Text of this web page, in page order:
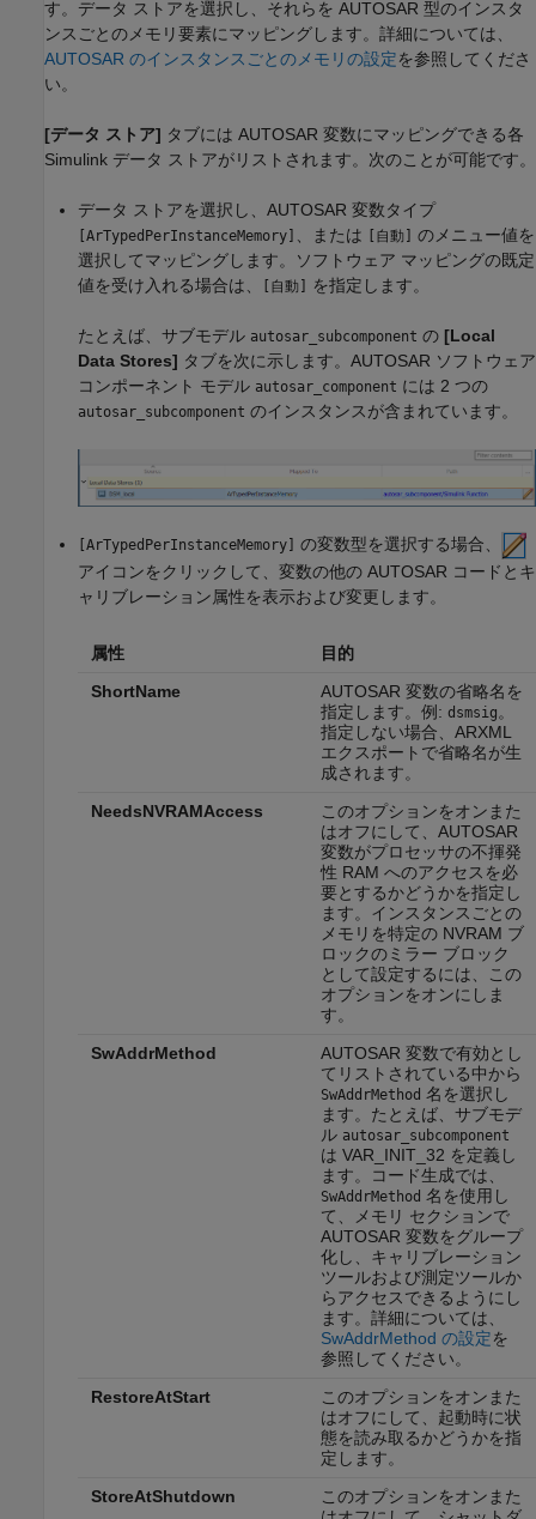
す。データ ストアを選択し、それらを AUTOSAR 型のインスタ
ンスごとのメモリ要素にマッピングします。詳細については、
AUTOSAR のインスタンスごとのメモリの設定を参照してくださ
い。
[データ ストア] タブには AUTOSAR 変数にマッピングできる各
Simulink データ ストアがリストされます。次のことが可能です。
データ ストアを選択し、AUTOSAR 変数タイプ
[ArTypedPerInstanceMemory] 、または [自動] のメニュー値を
選択してマッピングします。ソフトウェア マッピングの既定
値を受け入れる場合は、
[自動] を指定します。
たとえば、サブモデル autosar_subcomponent の [Local
Data Stores] タブを次に示します。AUTOSAR ソフトウェア
コンポーネント モデル autosar_component には 2 つの
autosar_subcomponent のインスタンスが含まれています。
[ArTypedPerInstanceMemory]
の変数型を選択する場合、
アイコンをクリックして、変数の他の AUTOSAR コードとキ
ャリブレーション属性を表示および変更します。
属性
目的
ShortName
AUTOSAR 変数の省略名を
指定します。例: dsmsig。
指定しない場合、ARXML
エクスポートで省略名が生
成されます。
NeedsNVRAMAccess
このオプションをオンまた
はオフにして、AUTOSAR
変数がプロセッサの不揮発
性 RAM へのアクセスを必
要とするかどうかを指定し
ます。インスタンスごとの
メモリを特定の NVRAM ブ
ロックのミラー ブロック
として設定するには、この
オプションをオンにしま
す。
SwAddrMethod
AUTOSAR 変数で有効とし
てリストされている中から
SwAddrMethod 名を選択し
ます。たとえば、サブモデ
ル autosar_subcomponent
は VAR_INIT_32 を定義し
ます。コード生成では、
SwAddrMethod 名を使用し
て、メモリ セクションで
AUTOSAR 変数をグループ
化し、キャリブレーション
ツールおよび測定ツールか
らアクセスできるようにし
ます。詳細については、
SwAddrMethod の設定を
参照してください。
RestoreAtStart
このオプションをオンまた
はオフにして、起動時に状
態を読み取るかどうかを指
定します。
StoreAtShutdown
このオプションをオンまた